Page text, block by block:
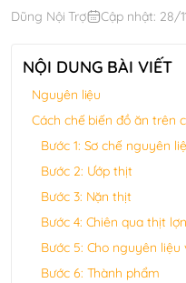
Dũng Nội Trợ Cập nhật: 28/
NỘI DUNG BÀI VIẾT
Nguyên liệu
Cách chế biến đồ ăn trên
Bước 1: Sơ chế nguyên
Bước 2: Ướp thịt
Bước 3: Nặn thịt
Bước 4: Chiên qua thịt
Bước 5: Cho nguyên liệu
Bước 6: Thành phẩm